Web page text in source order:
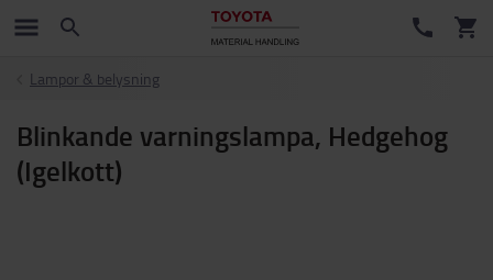
Lampor & belysning
Blinkande varningslampa, Hedgehog
(Igelkott)